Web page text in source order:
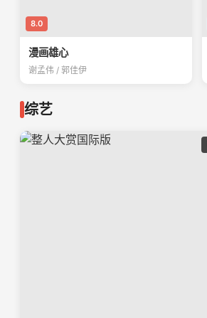
8.0
漫画雄心
谢孟伟 / 郭佳伊
综艺